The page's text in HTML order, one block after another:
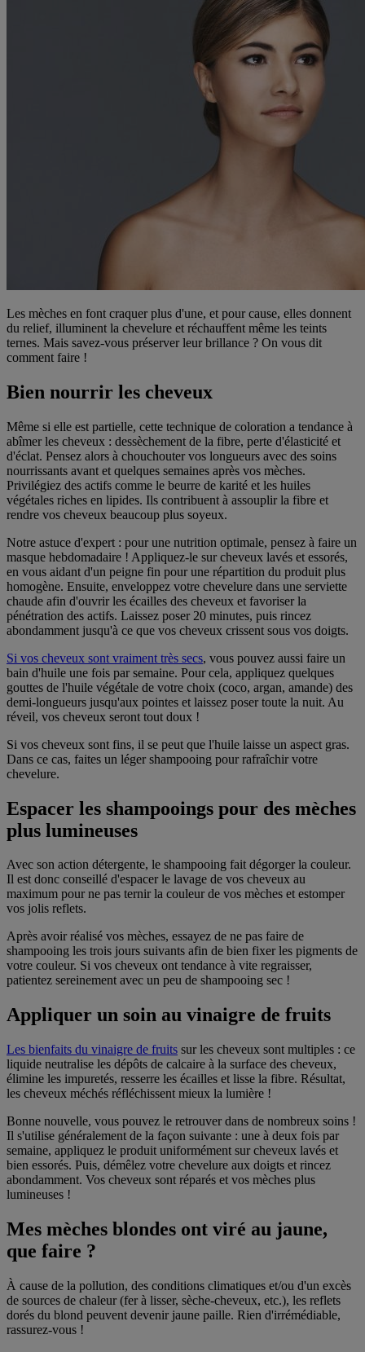
Les mèches en font craquer plus d'une, et pour cause, elles donnent
du relief, illuminent la chevelure et réchauffent même les teints
ternes. Mais savez-vous préserver leur brillance ? On vous dit
comment faire !
Bien nourrir les cheveux
Même si elle est partielle, cette technique de coloration a tendance à
abîmer les cheveux : dessèchement de la fibre, perte d'élasticité et
d'éclat. Pensez alors à chouchouter vos longueurs avec des soins
nourrissants avant et quelques semaines après vos mèches.
Privilégiez des actifs comme le beurre de karité et les huiles
végétales riches en lipides. Ils contribuent à assouplir la fibre et
rendre vos cheveux beaucoup plus soyeux.
Notre astuce d'expert : pour une nutrition optimale, pensez à faire un
masque hebdomadaire ! Appliquez-le sur cheveux lavés et essorés,
en vous aidant d'un peigne fin pour une répartition du produit plus
homogène. Ensuite, enveloppez votre chevelure dans une serviette
chaude afin d'ouvrir les écailles des cheveux et favoriser la
pénétration des actifs. Laissez poser 20 minutes, puis rincez
abondamment jusqu'à ce que vos cheveux crissent sous vos doigts.
Si vos cheveux sont vraiment très secs, vous pouvez aussi faire un
bain d'huile une fois par semaine. Pour cela, appliquez quelques
gouttes de l'huile végétale de votre choix (coco, argan, amande) des
demi-longueurs jusqu'aux pointes et laissez poser toute la nuit. Au
réveil, vos cheveux seront tout doux !
Si vos cheveux sont fins, il se peut que l'huile laisse un aspect gras.
Dans ce cas, faites un léger shampooing pour rafraîchir votre
chevelure.
Espacer les shampooings pour des mèches
plus lumineuses
Avec son action détergente, le shampooing fait dégorger la couleur.
Il est donc conseillé d'espacer le lavage de vos cheveux au
maximum pour ne pas ternir la couleur de vos mèches et estomper
vos jolis reflets.
Après avoir réalisé vos mèches, essayez de ne pas faire de
shampooing les trois jours suivants afin de bien fixer les pigments de
votre couleur. Si vos cheveux ont tendance à vite regraisser,
patientez sereinement avec un peu de shampooing sec !
Appliquer un soin au vinaigre de fruits
Les bienfaits du vinaigre de fruits sur les cheveux sont multiples : ce
liquide neutralise les dépôts de calcaire à la surface des cheveux,
élimine les impuretés, resserre les écailles et lisse la fibre. Résultat,
les cheveux méchés réfléchissent mieux la lumière !
Bonne nouvelle, vous pouvez le retrouver dans de nombreux soins !
Il s'utilise généralement de la façon suivante : une à deux fois par
semaine, appliquez le produit uniformément sur cheveux lavés et
bien essorés. Puis, démêlez votre chevelure aux doigts et rincez
abondamment. Vos cheveux sont réparés et vos mèches plus
lumineuses !
Mes mèches blondes ont viré au jaune,
que faire ?
À cause de la pollution, des conditions climatiques et/ou d'un excès
de sources de chaleur (fer à lisser, sèche-cheveux, etc.), les reflets
dorés du blond peuvent devenir jaune paille. Rien d'irrémédiable,
rassurez-vous !